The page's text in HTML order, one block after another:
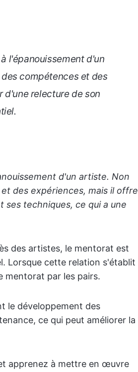
l'épanouissement d'un
compétences et des
d'une relecture de son
d'un artiste. Non
des expériences, mais il offre
ses techniques, ce qui a une
des artistes, le mentorat est
Lorsque cette relation s'établit
mentorat par les pairs.
le développement des
ce qui peut améliorer la
apprenez à mettre en œuvre